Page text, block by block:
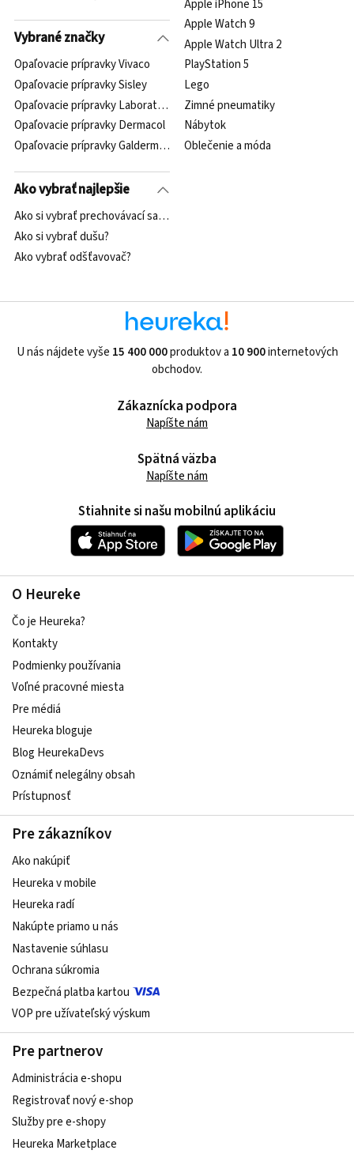
Vybrané značky
Opaľovacie prípravky Vivaco
Opaľovacie prípravky Sisley
Opaľovacie prípravky Laboratoires Natescience
Opaľovacie prípravky Dermacol
Opaľovacie prípravky Galderma-Spirig
Ako vybrať najlepšie
Ako si vybrať prechovávací sak alebo vážiacu tašku?
Ako si vybrať dušu?
Ako vybrať odšťavovač?
Apple iPhone 15
Apple Watch 9
Apple Watch Ultra 2
PlayStation 5
Lego
Zimné pneumatiky
Nábytok
Oblečenie a móda
U nás nájdete vyše 15 400 000produktov a 10 900internetových
obchodov.
O Heureke
Čo je Heureka?
Kontakty
Podmienky používania
Voľné pracovné miesta
Pre médiá
Heureka bloguje
Blog HeurekaDevs
Oznámiť nelegálny obsah
Prístupnosť
Pre zákazníkov
Ako nakúpiť
Heureka v mobile
Heureka radí
Nakúpte priamo u nás
Nastavenie súhlasu
Ochrana súkromia
Bezpečná platba kartou
VOP pre užívateľský výskum
Pre partnerov
Administrácia e-shopu
Registrovať nový e-shop
Služby pre e‑shopy
Heureka Marketplace
Zákaznícka podpora
Napíšte nám
Spätná väzba
Napíšte nám
Stiahnite si našu mobilnú aplikáciu